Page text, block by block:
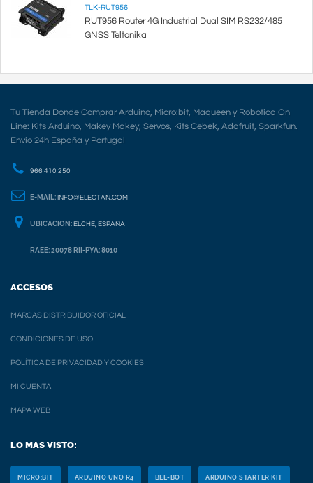
TLK-RUT956
RUT956 Router 4G Industrial Dual SIM RS232/485
GNSS Teltonika
Tu Tienda Donde Comprar Arduino, Micro:bit, Maqueen y Robotica On
Line: Kits Arduino, Makey Makey, Servos, Kits Cebek, Adafruit, Sparkfun.
Envio 24h España y Portugal
966 410 250
E-MAIL: INFO@ELECTAN.COM
UBICACION: ELCHE, ESPAÑA
RAEE: 20078 RII-PYA: 8010
ACCESOS
MARCAS DISTRIBUIDOR OFICIAL
CONDICIONES DE USO
POLÍTICA DE PRIVACIDAD Y COOKIES
MI CUENTA
MAPA WEB
LO MAS VISTO:
MICRO:BIT ARDUINO UNO R4 BEE-BOT ARDUINO STARTER KIT